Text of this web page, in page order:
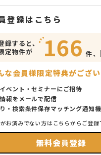
登録はこちら
録すると、
定物件が
166 件、
な会員様限定特典がござい
ベント・セミナーにご招待
報をメールで配信
・検索条件保存マッチング通知
お済みでない方はこちらからご登録
無料会員登録